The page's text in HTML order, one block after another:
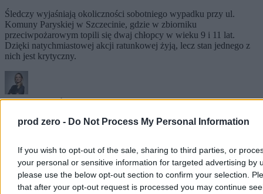
prod zero - Do Not Process My Personal Information
If you wish to opt-out of the sale, sharing to third parties, or
your personal or sensitive information for targeted advertising by
please use the below opt-out section to confirm your selection.
that after your opt-out request is processed you may continue
Śledczy wyjaśniają okoliczności sobotniego wypadku przy ul.
Komuny Paryskiej w Szczecinie, gdzie w zbiorniku
przeciwpożarowym topili się dwaj chłopcy w wieku 9 i 11 lat.
Dzięki natychmiastowej akcji ratunkowej żyją, lecz stan jednego z
nich jest krytyczny.
Agnieszka Waś-Turecka
3 min